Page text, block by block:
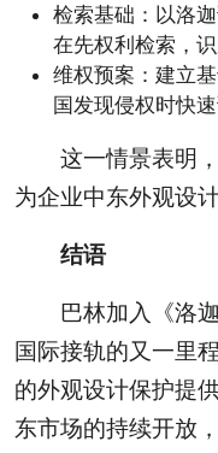
检索基础：以洛
在先权利检索，
维权预案：建立
国发现侵权时快
这一情景表明
为企业中东外观设
结语
巴林加入《洛
国际接轨的又一里
的外观设计保护提
东市场的持续开放